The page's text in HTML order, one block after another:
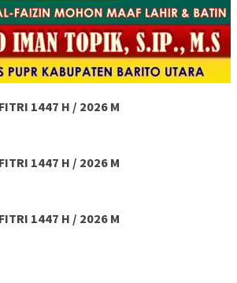
1447 H / 2026 M
1447 H / 2026 M
1447 H / 2026 M